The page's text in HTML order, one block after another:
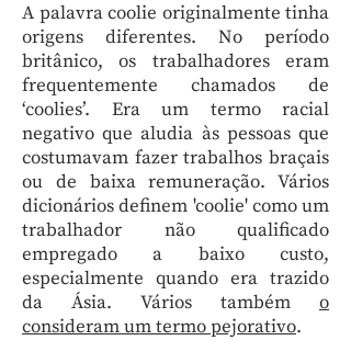
A palavra coolie originalmente tinha
origens diferentes. No período
britânico, os trabalhadores eram
frequentemente chamados de
‘coolies’. Era um termo racial
negativo que aludia às pessoas que
costumavam fazer trabalhos braçais
ou de baixa remuneração. Vários
dicionários definem 'coolie' como um
trabalhador não qualificado
empregado a baixo custo,
especialmente quando era trazido
da Ásia. Vários também o
consideram um termo pejorativo.